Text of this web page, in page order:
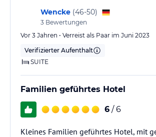
Frühstück ist gut, leider wiederholt es
kleinen Ausnahmen.
Eine Dame macht frische Omeletts.
Diese sind vegetarisch oder mit schinken.
Wencke (46-50)
3 Bewertungen
Vor 3 Jahren • Verreist als Paar im Juni 2023
Verifizierter Aufenthalt
SUITE
Familien geführtes Hotel
6 / 6
Kleines Familien geführtes Hotel, mit